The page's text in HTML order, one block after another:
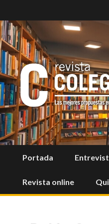
to
content
Portada
Revista online